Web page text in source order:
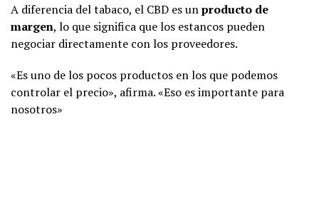
A diferencia del tabaco, el CBD es unproducto de
margen, lo que significa que los estancos pueden
negociar directamente con los proveedores.
«Es uno de los pocos productos en los que podemos
controlar el precio», afirma. «Eso es importante para
nosotros»